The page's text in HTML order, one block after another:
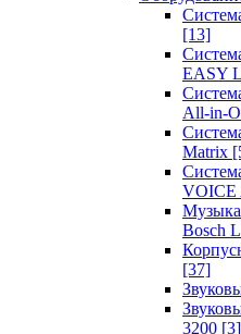
[13]
EASY
All-in-
Matrix
VOICE
Bosch
[37]
3200 [3]